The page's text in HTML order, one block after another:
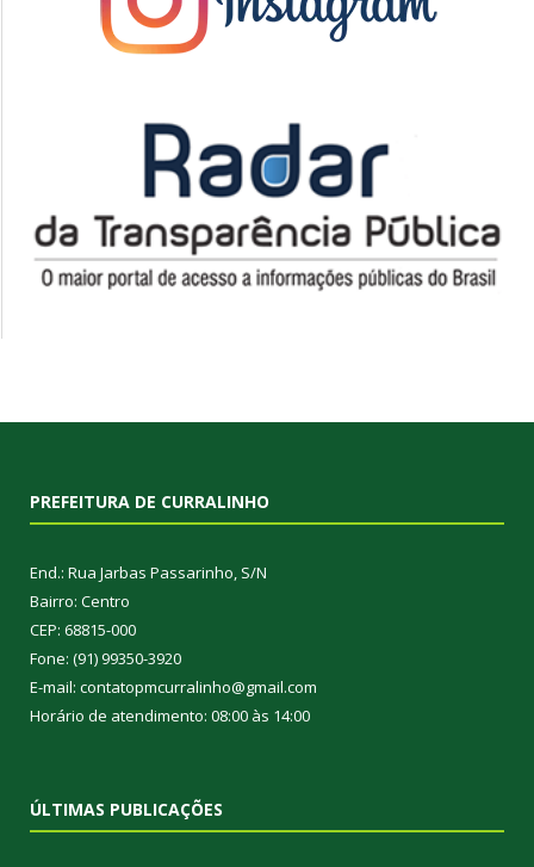
PREFEITURA DE CURRALINHO
End.: Rua Jarbas Passarinho, S/N
Bairro: Centro
CEP: 68815-000
Fone: (91) 99350-3920
E-mail: contatopmcurralinho@gmail.com
Horário de atendimento: 08:00 às 14:00
ÚLTIMAS PUBLICAÇÕES